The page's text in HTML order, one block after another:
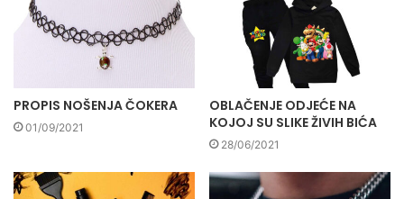
PROPIS NOŠENJA ČOKERA
01/09/2021
OBLAČENJE ODJEĆE NA
KOJOJ SU SLIKE ŽIVIH BIĆA
28/06/2021